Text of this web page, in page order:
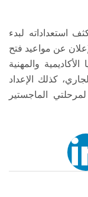
استعداداته لبدء
2023 من حيث الإعلان عن مواعيد فتح
والمهنية
كذلك الإعداد
الماجستير